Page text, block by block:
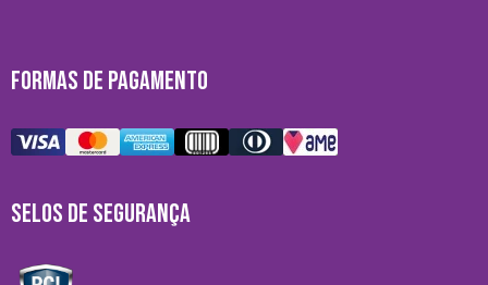
FORMAS DE PAGAMENTO
SELOS DE SEGURANÇA